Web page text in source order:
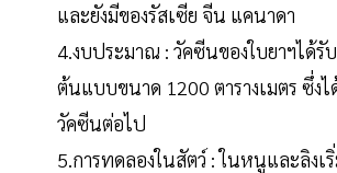
และยังมีของรัสเซีย จีน แคนาดา
4.งบประมาณ : วัคซีนของใบยาฯได้
ต้นแบบขนาด 1200 ตารางเมตร ซึ่ง
วัคซีนต่อไป
5.การทดลองในสัตว์ : ในหนูและลิง